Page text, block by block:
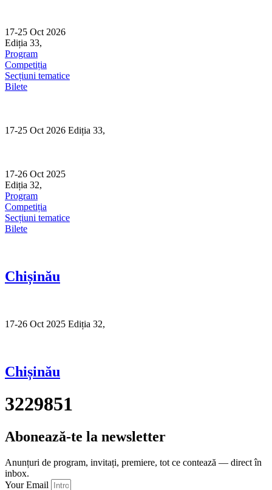
content
17-25 Oct 2026
Ediția 33,
Program
Competiția
Secțiuni tematice
Bilete
17-25 Oct 2026 Ediția 33,
17-26 Oct 2025
Ediția 32,
Program
Competiția
Secțiuni tematice
Bilete
Chișinău
17-26 Oct 2025 Ediția 32,
Chișinău
3229851
Abonează-te la newsletter
Anunțuri de program, invitați, premiere, tot ce contează — direct în
inbox.
Your Email